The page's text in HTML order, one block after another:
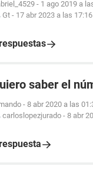
- 1 ago 2019 a
Gt - 17 abr 2023 a las 17:16
saber el
- 8 abr 2020 a las
carloslopezjurado - 8 abr